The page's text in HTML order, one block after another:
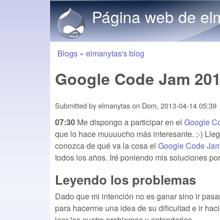
Página web de
You are here
Blogs » elmanytas's blog
Google Code Jam
Submitted byelmanytason Dom, 2013-04-14 05:39
07:30 Me dispongo a participar en el Google
que lo hace muuuucho más interesante. ;-)
conozca de qué va la cosa el Google Code
todos los años. Iré poniendo mis soluciones
Leyendo los problemas
Dado que mi intención no es ganar sino ir
para hacerme una idea de su dificultad e ir